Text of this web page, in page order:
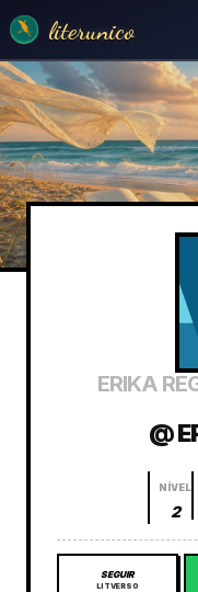
literunico
ERIKA
@
NÍVEL
2
SEGUIR
LITVERSO